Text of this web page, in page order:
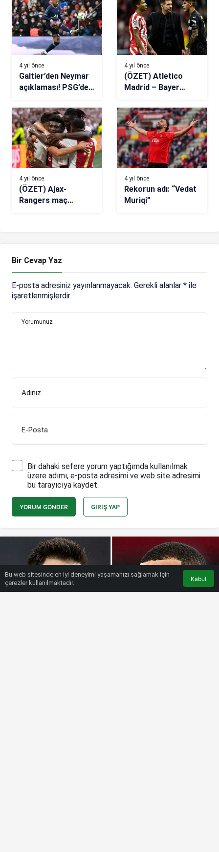
4 yıl önce
Galtier’den Neymar
açıklaması! PSG’de
4 yıl önce
(ÖZET) Atletico
Madrid – Bayer
sonucu: 2-2
4 yıl önce
(ÖZET) Ajax-
Rangers maç
4 yıl önce
Rekorun adı: “Vedat
Muriqi”
Bir Cevap Yaz
E-posta adresiniz yayınlanmayacak. Gerekli alanlar * ile
işaretlenmişlerdir
Yorumunuz
Adınız
E-Posta
Bir dahaki sefere yorum yaptığımda kullanılmak
üzere adımı, e-posta adresimi ve web site adresimi
bu tarayıcıya kaydet.
YORUM GÖNDER GIRIŞ YAP
Bu web sitesinde en iyi deneyimi yaşamanızı sağlamak için
çerezler kullanılmaktadır.
Kabul